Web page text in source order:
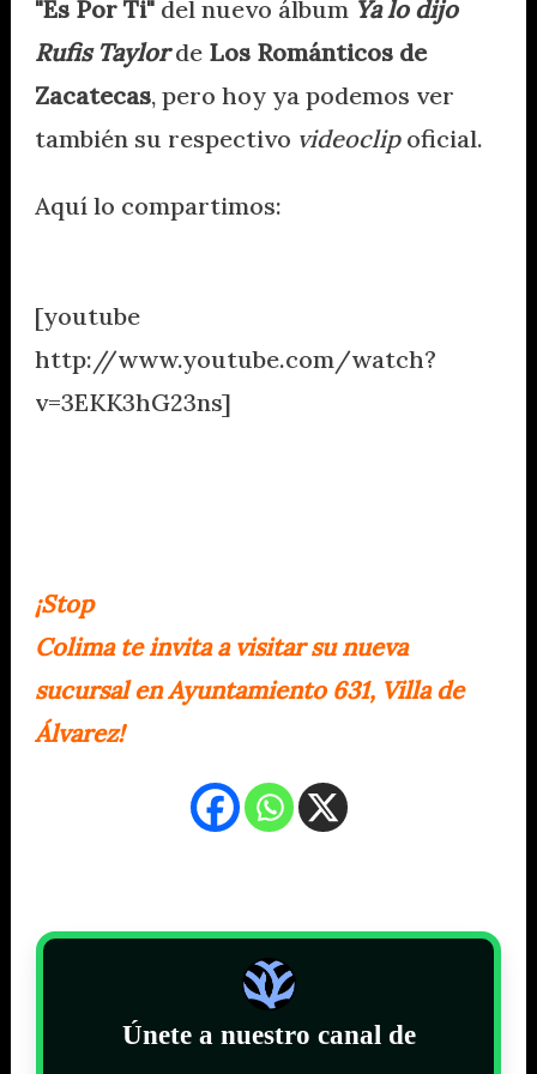
"Es Por Ti"del nuevo álbum Ya lo dijo
Rufis TaylordeLos Románticos de
Zacatecas, pero hoy ya podemos ver
también su respectivo videoclipoficial.
Aquí lo compartimos:
[youtube
http://www.youtube.com/watch?
v=3EKK3hG23ns]
¡Stop
Colima te invita a visitar su nueva
sucursal en Ayuntamiento 631, Villa de
Álvarez!
Únete a nuestro canal de